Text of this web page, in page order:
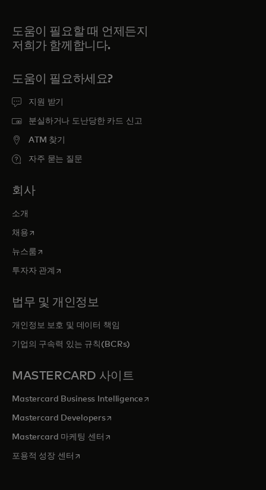
도움이 필요할 때 언제든지
저희가 함께합니다.
도움이 필요하세요?
지원 받기
분실하거나 도난당한 카드 신고
ATM 찾기
자주 묻는 질문
회사
소개
채용새 탭에서 열림
뉴스룸새 탭에서 열림
투자자 관계 새 탭에서 열림
법무 및 개인정보
개인정보 보호 및 데이터 책임
기업의 구속력 있는 규칙(BCRs)
MASTERCARD 사이트
Mastercard Business Intelligence새 탭에서 열림
Mastercard Developers새 탭에서 열림
Mastercard 마케팅 센터 새 탭에서 열림
포용적 성장 센터 새 탭에서 열림